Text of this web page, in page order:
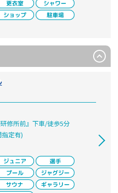
修所前』下車/徒歩5分
定有)